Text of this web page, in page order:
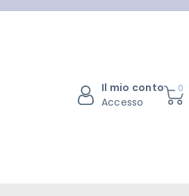
Il mio conto
Accesso
0